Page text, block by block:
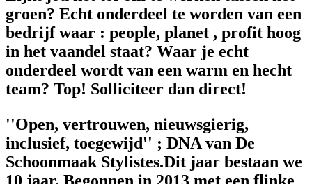
groen? Echt onderdeel te worden van een
bedrijf waar : people, planet , profit hoog
in het vaandel staat? Waar je echt
onderdeel wordt van een warm en hecht
team? Top! Solliciteer dan direct!
''Open, vertrouwen, nieuwsgierig,
inclusief, toegewijd'' ; DNA van De
Schoonmaak Stylistes.Dit jaar bestaan we